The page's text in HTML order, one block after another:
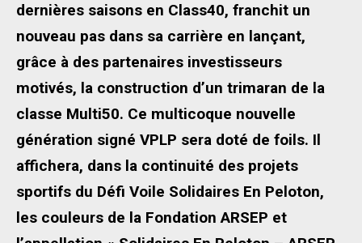
dernières saisons en Class40, franchit un
nouveau pas dans sa carrière en lançant,
grâce à des partenaires investisseurs
motivés, la construction d’un trimaran de la
classe Multi50. Ce multicoque nouvelle
génération signé VPLP sera doté de foils. Il
affichera, dans la continuité des projets
sportifs du Défi Voile Solidaires En Peloton,
les couleurs de la Fondation ARSEP et